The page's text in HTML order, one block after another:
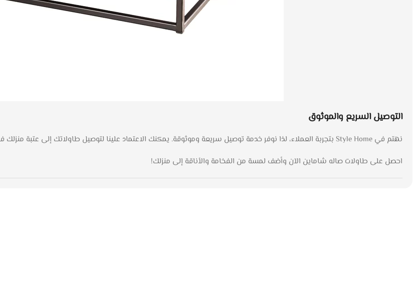
التوصيل السريع والموثوق
نهتم في Style Home بتجربة العملاء، لذا نوفر خدمة توصيل سريعة وموثوقة. يمكنك الاعتماد علينا لتوصيل طاولاتك إلى عتبة منزلك في مدة تتراوح من 10 إلى 14 يوم عمل.
احصل على طاولات صاله شاماين الآن وأضف لمسة من الفخامة والأناقة إلى منزلك!